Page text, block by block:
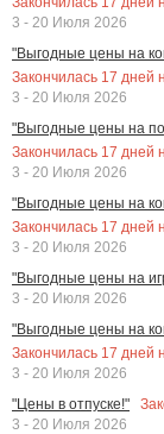
3 - 20 Июля 2026
"Выгодные цены на
Закончилась 17 дней
3 - 20 Июля 2026
"Выгодные цены на
Закончилась 17 дней
3 - 20 Июля 2026
"Выгодные цены на
Закончилась 17 дней
3 - 20 Июля 2026
"Выгодные цены на
3 - 20 Июля 2026
"Выгодные цены на
Закончилась 17 дней
3 - 20 Июля 2026
"Цены в отпуске!"
3 - 20 Июля 2026